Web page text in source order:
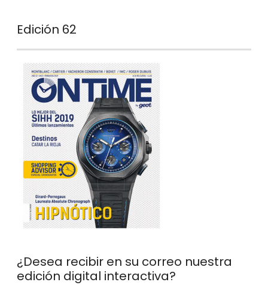
Edición 62
¿Desea recibir en su correo nuestra
edición digital interactiva?